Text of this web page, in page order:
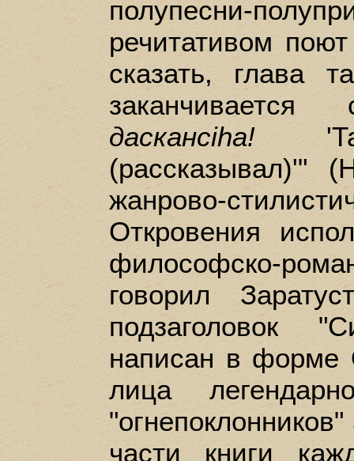
полупесни-
речитативом
сказать, глава
даскансihа!
(рассказывал)'"
жанрово-
Откровения
философско-
говорил
подзаголовок
написан в форме
лица
части книги